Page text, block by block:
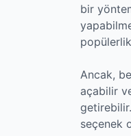
bir
Ancak,
açabilir
seçenek